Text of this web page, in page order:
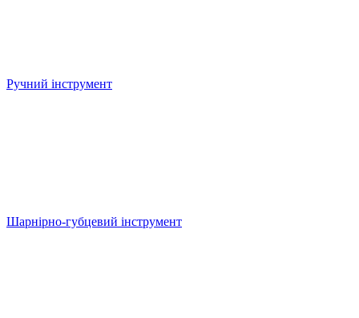
Ручний інструмент
Шарнірно-губцевий інструмент